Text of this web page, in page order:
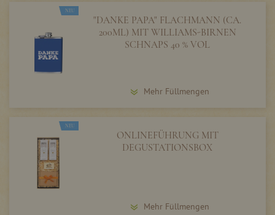
NEU
"DANKE PAPA" FLACHMANN (CA.
200ML) MIT WILLIAMS-BIRNEN
SCHNAPS 40 % VOL
Mehr Füllmengen
NEU
ONLINEFÜHRUNG MIT
DEGUSTATIONSBOX
Mehr Füllmengen